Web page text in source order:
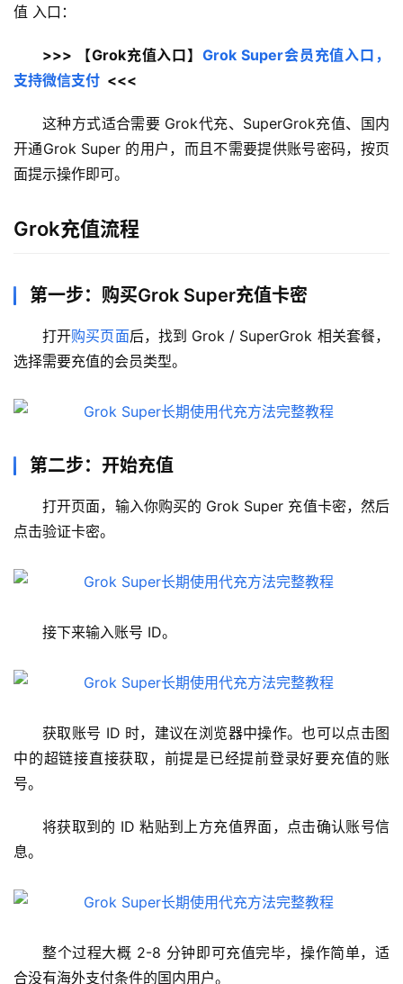
c
值 入口：
>>> 【Grok充值入口】 Grok Super会员充值入口，
支持微信支付
  <<<
这种方式适合需要 Grok代充、SuperGrok充值、国内
开通Grok Super 的用户，而且不需要提供账号密码，按页
面提示操作即可。
Grok充值流程
第一步：购买Grok Super充值卡密
打开购买页面后，找到 Grok / SuperGrok 相关套餐，
选择需要充值的会员类型。
第二步：开始充值
打开页面，输入你购买的 Grok Super 充值卡密，然后
点击验证卡密。
接下来输入账号 ID。
获取账号 ID 时，建议在浏览器中操作。也可以点击图
中的超链接直接获取，前提是已经提前登录好要充值的账
号。
将获取到的 ID 粘贴到上方充值界面，点击确认账号信
息。
整个过程大概 2-8 分钟即可充值完毕，操作简单，适
合没有海外支付条件的国内用户。